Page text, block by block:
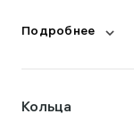
Подробнее
Кольца